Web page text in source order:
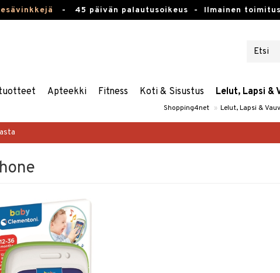
- 45 päivän palautusoikeus - Ilmainen
Apteekki Fitness Koti & Sisustus Lelut, Lapsi &
Shopping4net » Lelut, Lapsi &